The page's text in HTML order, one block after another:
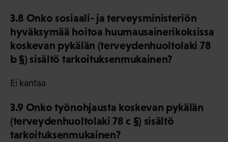
3.8 Onko sosiaali- ja terveysministeriön
hyväksymää hoitoa huumausainerikoksissa
koskevan pykälän (terveydenhuoltolaki 78
b §) sisältö tarkoituksenmukainen?
Ei kantaa
3.9 Onko työnohjausta koskevan pykälän
(terveydenhuoltolaki 78 c §) sisältö
tarkoituksenmukainen?